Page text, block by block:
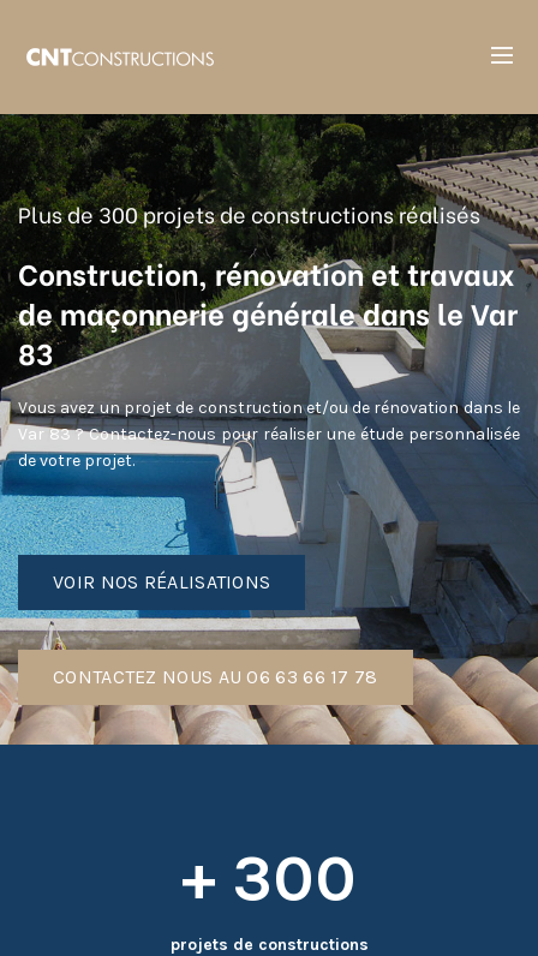
Accueil
Entreprise de construction maison individuelle et piscine à
Toulon 83000
Plus de 300 projets de constructions réalisés
Construction, rénovation et travaux
de maçonnerie générale dans le Var
83
Vous avez un projet de construction et/ou de rénovation dans le
Var 83 ? Contactez-nous pour réaliser une étude personnalisée
de votre projet.
VOIR NOS RÉALISATIONS
CONTACTEZ NOUS AU 06 63 66 17 78
+ 300
projets de constructions